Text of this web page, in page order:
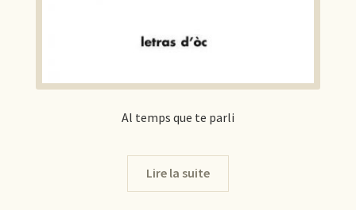
Al temps que te parli
Lire la suite